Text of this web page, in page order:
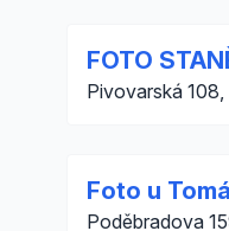
FOTO
Pivovarská
Foto u
Poděbradova